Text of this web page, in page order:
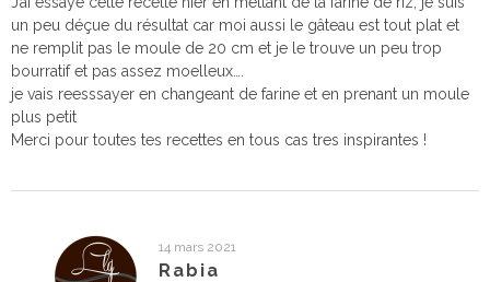
un peu déçue du résultat car moi aussi le gâteau est tout plat et
ne remplit pas le moule de 20 cm et je le trouve un peu trop
bourratif et pas assez moelleux….
je vais reesssayer en changeant de farine et en prenant un moule
plus petit
Merci pour toutes tes recettes en tous cas tres inspirantes !
14 mars 2021
Rabia